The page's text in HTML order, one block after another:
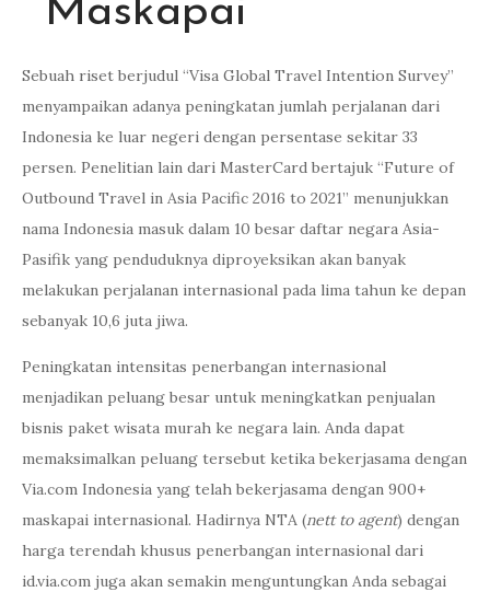
Maskapai
Sebuah riset berjudul “Visa Global Travel Intention Survey”
menyampaikan adanya peningkatan jumlah perjalanan dari
Indonesia ke luar negeri dengan persentase sekitar 33
persen. Penelitian lain dari MasterCard bertajuk “Future of
Outbound Travel in Asia Pacific 2016 to 2021” menunjukkan
nama Indonesia masuk dalam 10 besar daftar negara Asia-
Pasifik yang penduduknya diproyeksikan akan banyak
melakukan perjalanan internasional pada lima tahun ke depan
sebanyak 10,6 juta jiwa.
Peningkatan intensitas penerbangan internasional
menjadikan peluang besar untuk meningkatkan penjualan
bisnis paket wisata murah ke negara lain. Anda dapat
memaksimalkan peluang tersebut ketika bekerjasama dengan
Via.com Indonesia yang telah bekerjasama dengan 900+
maskapai internasional. Hadirnya NTA (nett to agent) dengan
harga terendah khusus penerbangan internasional dari
id.via.com juga akan semakin menguntungkan Anda sebagai